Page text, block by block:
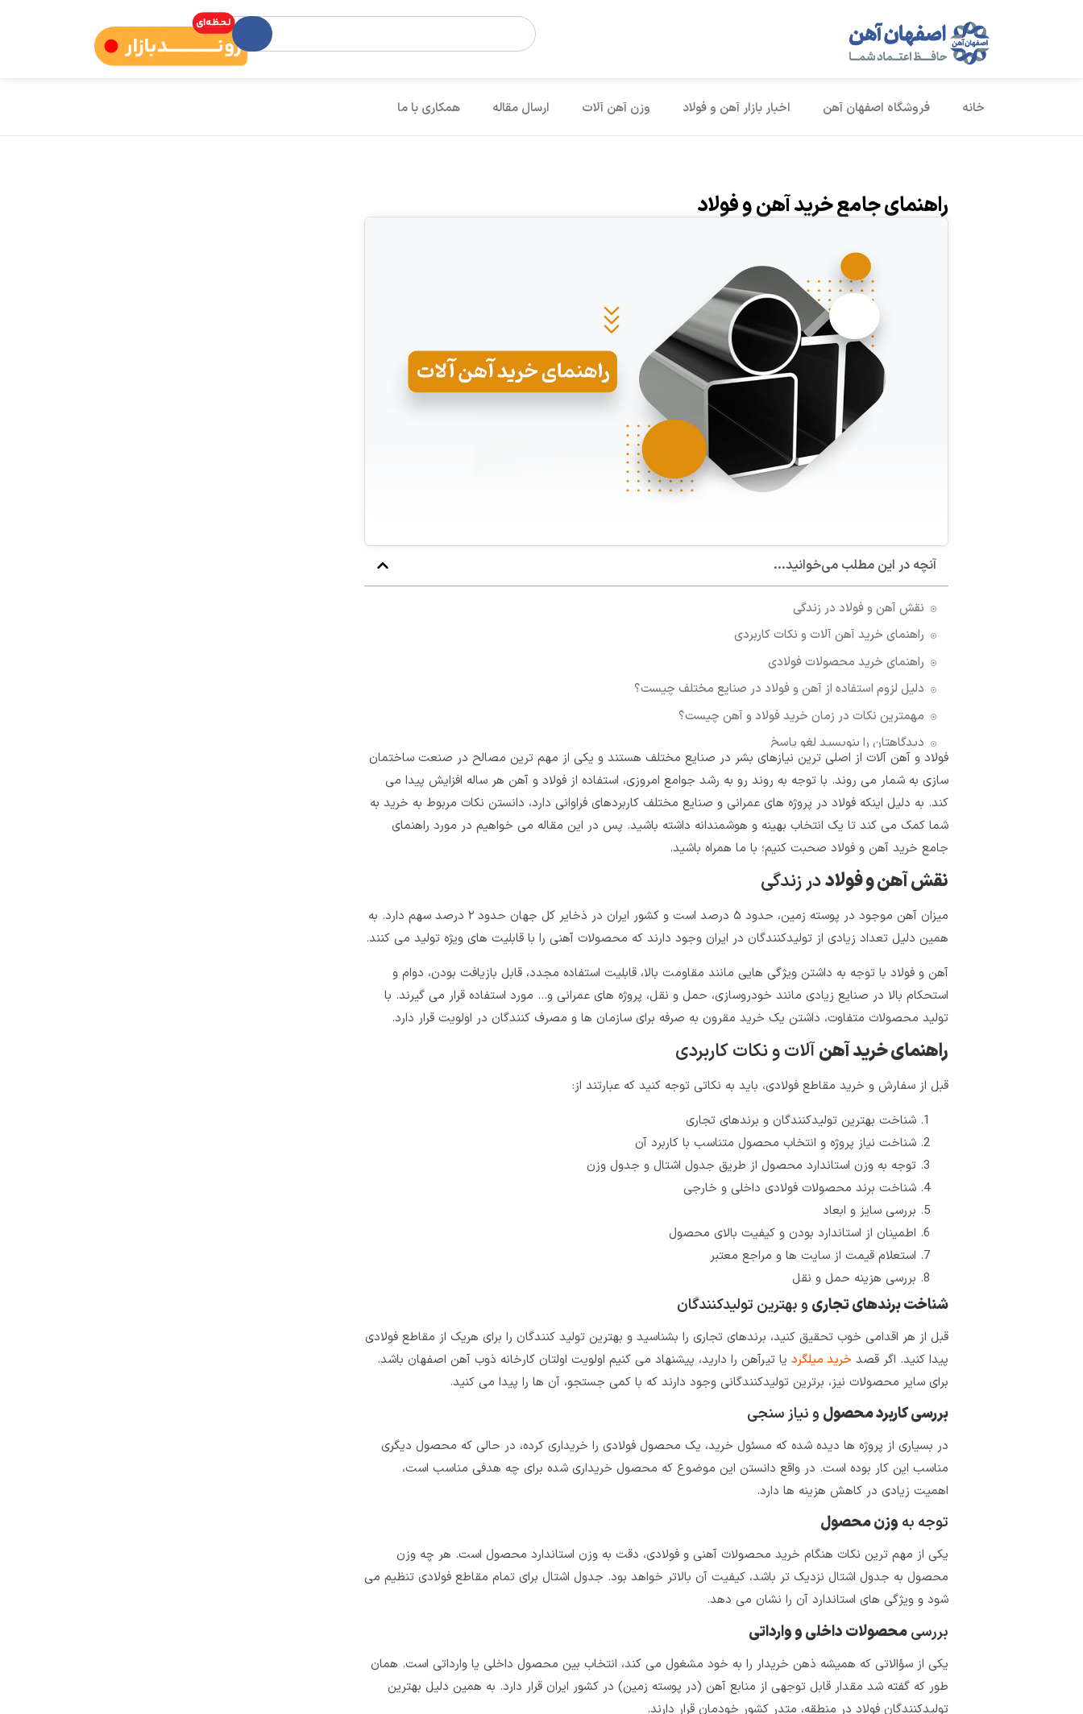
خانه فروشگاه اصفهان آهن اخبار بازار آهن و فولاد وزن آهن آلات ارسال مقاله همکاری با ما
راهنمای جامع خرید آهن و فولاد
آنچه در این مطلب می‌خوانید...
نقش آهن و فولاد در زندگی
راهنمای خرید آهن آلات و نکات کاربردی
راهنمای خرید محصولات فولادی
دلیل لزوم استفاده از آهن و فولاد در صنایع مختلف چیست؟
مهمترین نکات در زمان خرید فولاد و آهن چیست؟
دیدگاهتان را بنویسید لغو پاسخ
فولاد و آهن‌ آلات از اصلی‌ ترین نیازهای بشر در صنایع مختلف هستند و یکی از مهم‌ ترین مصالح در صنعت ساختمان‌
سازی به شمار می‌ روند. با توجه به روند رو به رشد جوامع امروزی، استفاده از فولاد و آهن هر ساله افزایش پیدا می
کند. به دلیل اینکه فولاد در پروژه‌ های عمرانی و صنایع مختلف کاربردهای فراوانی دارد، دانستن نکات مربوط به خرید به
شما کمک می‌ کند تا یک انتخاب بهینه و هوشمندانه داشته باشید. پس در این مقاله می‌ خواهیم در مورد راهنمای
جامع خرید آهن و فولاد صحبت کنیم؛ با ما همراه باشید.
نقش آهن و فولاددر زندگی
میزان آهن موجود در پوسته زمین، حدود ۵ درصد است و کشور ایران در ذخایر کل جهان حدود ۲ درصد سهم دارد. به
همین دلیل تعداد زیادی از تولیدکنندگان در ایران وجود دارند که محصولات آهنی را با قابلیت‌ های ویژه تولید می‌ کنند.
آهن و فولاد با توجه به داشتن ویژگی هایی مانند مقاومت بالا، قابلیت استفاده مجدد، قابل بازیافت بودن، دوام و
استحکام بالا در صنایع زیادی مانند خودروسازی، حمل‌ و نقل، پروژه‌ های عمرانی و… مورد استفاده قرار می‌ گیرند. با
تولید محصولات متفاوت، داشتن یک خرید مقرون‌ به‌ صرفه برای سازمان‌ ها و مصرف‌ کنندگان در اولویت قرار دارد.
راهنمای خرید آهنآلات و نکات کاربردی
قبل از سفارش و خرید مقاطع فولادی، باید به نکاتی توجه کنید که عبارتند از:
شناخت بهترین تولیدکنندگان و برندهای تجاری
شناخت نیاز پروژه و انتخاب محصول متناسب با کاربرد آن
توجه به وزن استاندارد محصول از طریق جدول اشتال و جدول وزن
شناخت برند محصولات فولادی داخلی و خارجی
بررسی سایز و ابعاد
اطمینان از استاندارد بودن و کیفیت بالای محصول
استعلام قیمت از سایت ها و مراجع معتبر
بررسی هزینه حمل و نقل
شناخت برندهای تجاری و بهترین تولیدکنندگان
قبل از هر اقدامی خوب تحقیق کنید، برندهای تجاری را بشناسید و بهترین تولید کنندگان را برای هریک از مقاطع فولادی
پیدا کنید. اگر قصد خرید میلگرد یا تیرآهن را دارید، پیشنهاد می کنیم اولویت اولتان کارخانه ذوب آهن اصفهان باشد.
برای سایر محصولات نیز، برترین تولیدکنندگانی وجود دارند که با کمی جستجو، آن ها را پیدا می کنید.
بررسی کاربرد محصول و نیاز سنجی
در بسیاری از پروژه‌ ها دیده‌ شده که مسئول خرید، یک محصول فولادی را خریداری کرده، در حالی که محصول دیگری
مناسب این کار بوده است. در واقع دانستن این موضوع که محصول خریداری‌ شده برای چه هدفی مناسب است،
اهمیت زیادی در کاهش هزینه ها دارد.
توجه به وزن محصول
یکی از مهم‌ ترین نکات هنگام خرید محصولات آهنی و فولادی، دقت به وزن استاندارد محصول است. هر چه وزن
محصول به جدول اشتال نزدیک‌ تر باشد، کیفیت آن بالاتر خواهد بود. جدول اشتال برای تمام مقاطع فولادی تنظیم می
شود و ویژگی های استاندارد آن را نشان می دهد.
بررسیمحصولات داخلی و وارداتی
یکی از سؤالاتی که همیشه ذهن خریدار را به خود مشغول می‌ کند، انتخاب بین محصول داخلی یا وارداتی است. همان
طور که گفته شد مقدار قابل‌ توجهی از منابع آهن (در پوسته زمین) در کشور ایران قرار دارد. به همین دلیل بهترین
تولیدکنندگان فولاد در منطقه، متدر کشور خودمان قرار دارند.